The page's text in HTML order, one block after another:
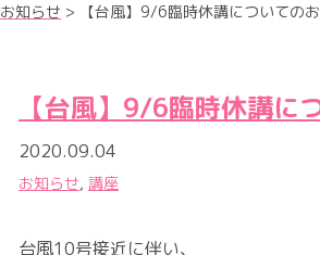
お知らせ > 【台風】9/6臨時休講についての
【台風】9/6臨時休講に
2020.09.04
お知らせ, 講座
台風10号接近に伴い、